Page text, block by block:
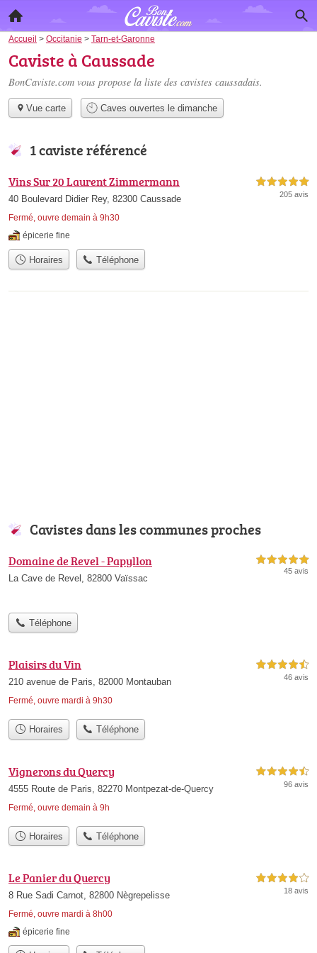
Accueil > Occitanie > Tarn-et-Garonne
Caviste à Caussade
BonCaviste.com vous propose la liste des cavistes caussadais.
Vue carte Caves ouvertes le dimanche
1 caviste référencé
Vins Sur 20 Laurent Zimmermann
40 Boulevard Didier Rey, 82300 Caussade
Fermé, ouvre demain à 9h30
5,0 étoiles sur 5
205 avis
épicerie fine
Horaires Téléphone
Cavistes dans les communes proches
Domaine de Revel - Papyllon
La Cave de Revel, 82800 Vaïssac
5,0 étoiles sur 5
45 avis
Téléphone
Plaisirs du Vin
210 avenue de Paris, 82000 Montauban
Fermé, ouvre mardi à 9h30
4,5 étoiles sur 5
46 avis
Horaires Téléphone
Vignerons du Quercy
4555 Route de Paris, 82270 Montpezat-de-Quercy
Fermé, ouvre demain à 9h
4,5 étoiles sur 5
96 avis
Horaires Téléphone
Le Panier du Quercy
8 Rue Sadi Carnot, 82800 Nègrepelisse
Fermé, ouvre mardi à 8h00
4,0 étoiles sur 5
18 avis
épicerie fine